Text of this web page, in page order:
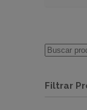
Filtrar